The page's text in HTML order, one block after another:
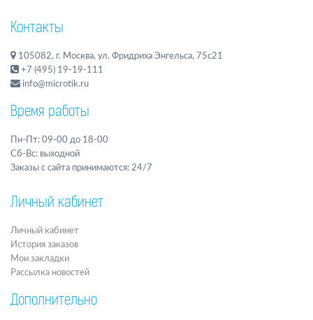
Контакты
105082, г. Москва, ул. Фридриха Энгельса, 75с21
+7 (495) 19-19-111
info@microtik.ru
Время работы
Пн-Пт: 09-00 до 18-00
Сб-Вс: выходной
Заказы с сайта принимаются: 24/7
Личный кабинет
Личный кабинет
История заказов
Мои закладки
Рассылка новостей
Дополнительно